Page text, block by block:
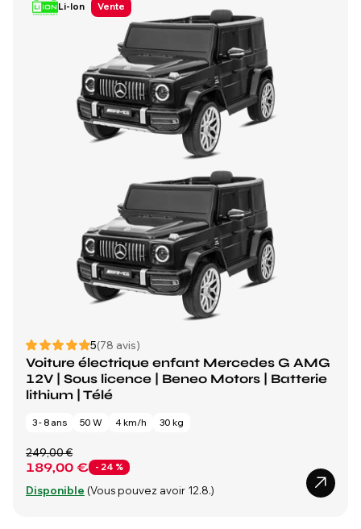
Li-Ion Vente
5(78 avis)
Voiture électrique enfant Mercedes G AMG
12V | Sous licence | Beneo Motors | Batterie
lithium | Télé
3 - 8 ans 50 W 4 km/h 30 kg
189,00 € - 24 %
249,00 €
Disponible (Vous pouvez avoir 12.8.)